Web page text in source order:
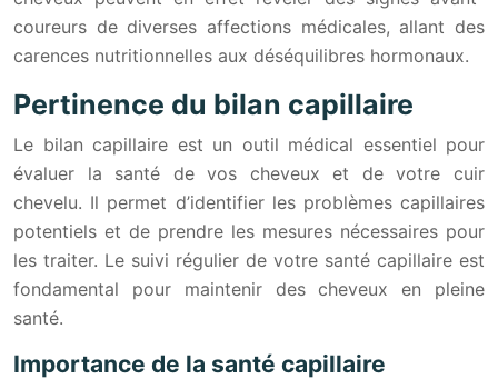
coureurs de diverses affections médicales, allant des
carences nutritionnelles aux déséquilibres hormonaux.
Pertinence du bilan capillaire
Le bilan capillaire est un outil médical essentiel pour
évaluer la santé de vos cheveux et de votre cuir
chevelu. Il permet d’identifier les problèmes capillaires
potentiels et de prendre les mesures nécessaires pour
les traiter. Le suivi régulier de votre santé capillaire est
fondamental pour maintenir des cheveux en pleine
santé.
Importance de la santé capillaire